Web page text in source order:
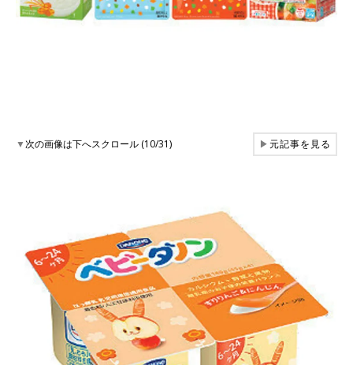
▼次の画像は下へスクロール (10/31) ▶元記事を見る